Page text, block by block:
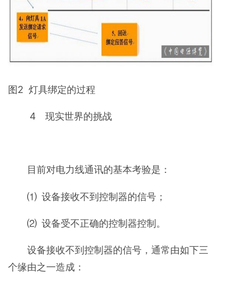
图2 灯具绑定的过程
4 现实世界的挑战
目前对电力线通讯的基本考验是：
⑴ 设备接收不到控制器的信号；
⑵ 设备受不正确的控制器控制。
设备接收不到控制器的信号，通常由如下三
个缘由之一造成：